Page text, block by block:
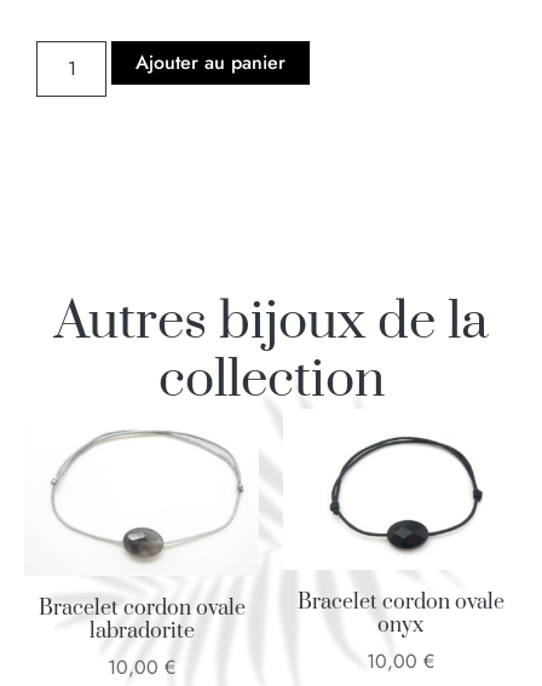
Ajouter au panier
Autres bijoux de la
collection
Bracelet cordon ovale
labradorite
10,00 €
Bracelet cordon ovale
onyx
10,00 €